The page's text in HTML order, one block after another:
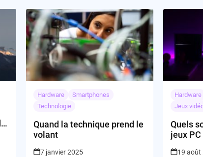
Hardware
Smartphones
Technologie
Quand la technique prend le
volant
7 janvier 2025
Hardware
Jeux
Quels
jeux
19 août